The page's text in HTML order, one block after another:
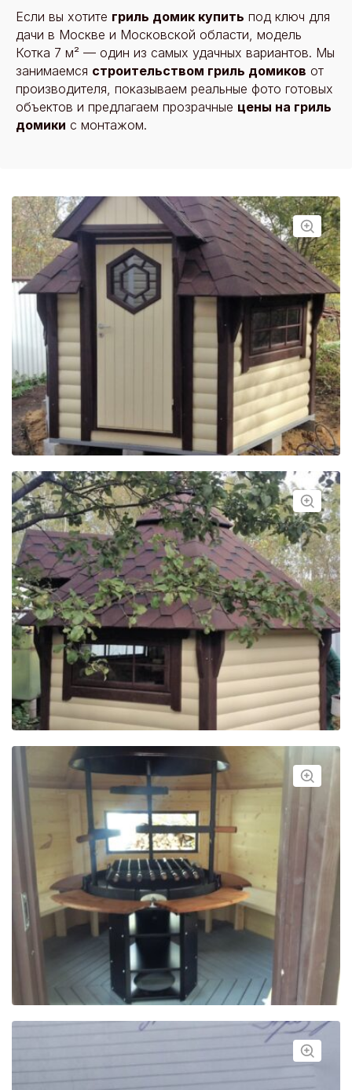
Если вы хотите гриль домик купить под ключ для
дачи в Москве и Московской области, модель
Котка 7 м² — один из самых удачных вариантов. Мы
занимаемся строительством гриль домиков от
производителя, показываем реальные фото готовых
объектов и предлагаем прозрачные цены на гриль
домики с монтажом.